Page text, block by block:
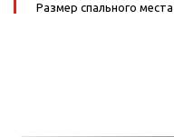
Размер спального